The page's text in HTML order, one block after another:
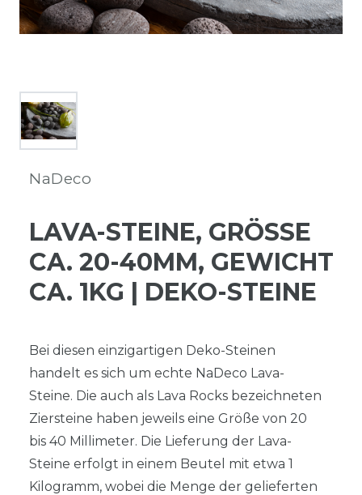
NaDeco
LAVA-STEINE, GRÖSSE C
A. 20-40MM, GEWICHT C
A. 1KG | DEKO-STEINE
Bei diesen einzigartigen Deko-Steinen
handelt es sich um echte NaDeco Lava-
Steine. Die auch als Lava Rocks bezeichneten
Ziersteine haben jeweils eine Größe von 20
bis 40 Millimeter. Die Lieferung der Lava-
Steine erfolgt in einem Beutel mit etwa 1
Kilogramm, wobei die Menge der gelieferten